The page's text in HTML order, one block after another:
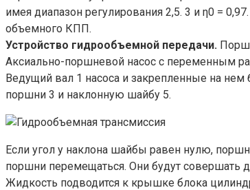
имея диапазон регулирования 2,5. 3 и η0 =
объемного КПП.
Устройство гидрообъемной передачи.
Аксиально-поршневой насос с переменным
Ведущий вал 1 насоса и закрепленные на
поршни 3 и наклонную шайбу 5.
Если угол у наклона шайбы равен нулю,
поршни перемещаться. Они будут совершать
Жидкость подводится к крышке блока